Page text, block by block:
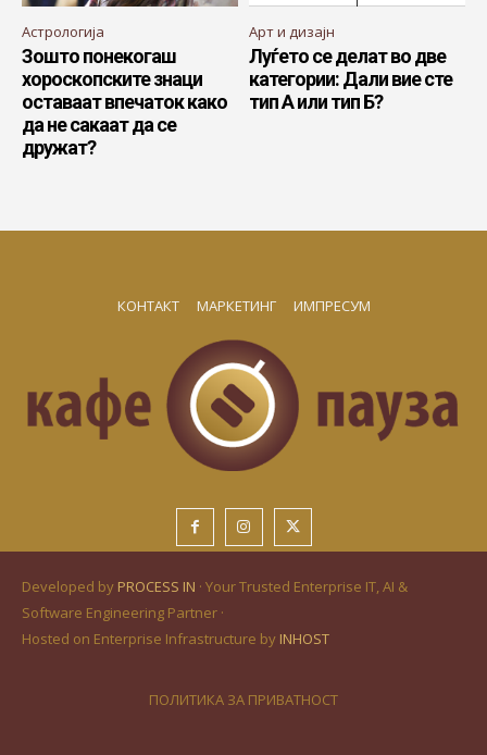
Астрологија
Зошто понекогаш
хороскопските знаци
оставаат впечаток како
да не сакаат да се
дружат?
Арт и дизајн
Луѓето се делат во две
категории: Дали вие сте
тип А или тип Б?
КОНТАКТ МАРКЕТИНГ ИМПРЕСУМ
Developed by PROCESS IN · Your Trusted Enterprise IT, AI &
Software Engineering Partner ·
Hosted on Enterprise Infrastructure by INHOST
ПОЛИТИКА ЗА ПРИВАТНОСТ